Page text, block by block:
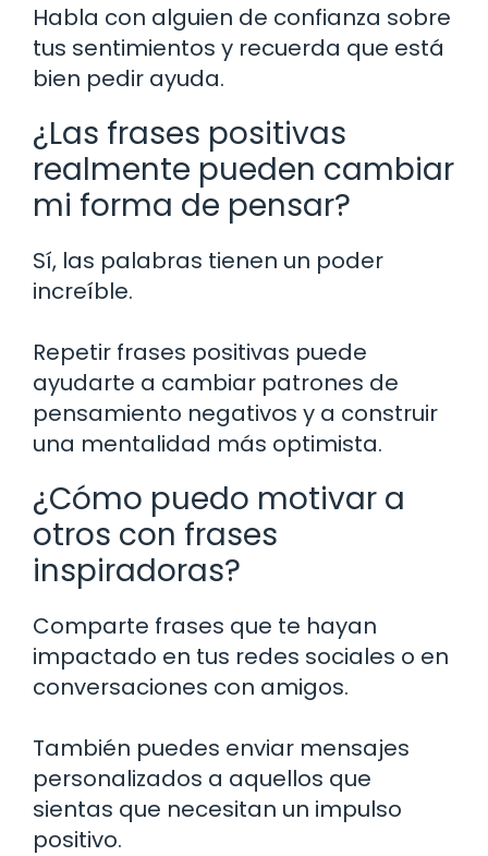
Habla con alguien de confianza sobre
tus sentimientos y recuerda que está
bien pedir ayuda.
¿Las frases positivas
realmente pueden cambiar
mi forma de pensar?
Sí, las palabras tienen un poder
increíble.
Repetir frases positivas puede
ayudarte a cambiar patrones de
pensamiento negativos y a construir
una mentalidad más optimista.
¿Cómo puedo motivar a
otros con frases
inspiradoras?
Comparte frases que te hayan
impactado en tus redes sociales o en
conversaciones con amigos.
También puedes enviar mensajes
personalizados a aquellos que
sientas que necesitan un impulso
positivo.